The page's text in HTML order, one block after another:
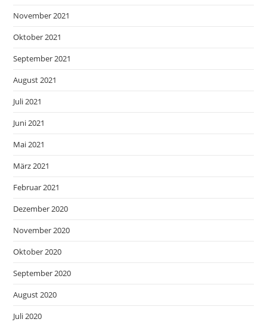
November 2021
Oktober 2021
September 2021
August 2021
Juli 2021
Juni 2021
Mai 2021
März 2021
Februar 2021
Dezember 2020
November 2020
Oktober 2020
September 2020
August 2020
Juli 2020